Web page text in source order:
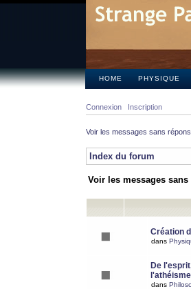
HOME PHYSIQUE
Connexion Inscription
Voir les messages sans
Index du forum
Voir les messages sans
Création
dans
De
dans